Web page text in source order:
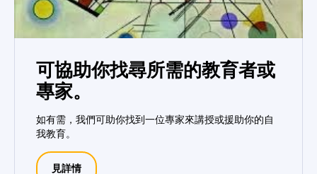
可協助你找尋所需的教育者或
專家。
如有需，我們可助你找到一位專家來講授或援助你的自
我教育。
見詳情